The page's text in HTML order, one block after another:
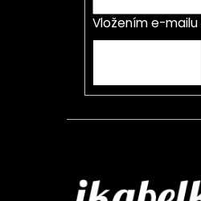
Vložením e-